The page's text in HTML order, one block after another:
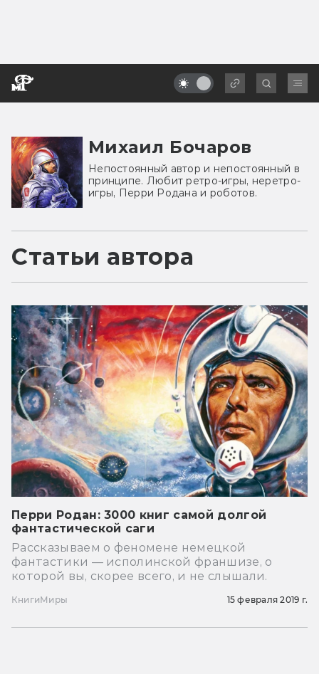
Михаил Бочаров
Непостоянный автор и непостоянный в
принципе. Любит ретро-игры, неретро-
игры, Перри Родана и роботов.
Статьи автора
Перри Родан: 3000 книг самой долгой
фантастической саги
Рассказываем о феномене немецкой
фантастики — исполинской франшизе, о
которой вы, скорее всего, и не слышали.
КнигиМиры 15 февраля 2019 г.